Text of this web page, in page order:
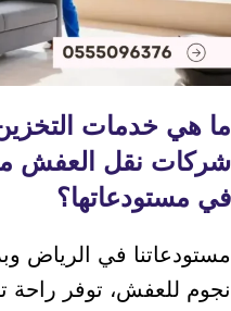
ما هي خدمات التخزين
شركات نقل العفش
في مستودعاتها؟
مستودعاتنا في الرياض
نجوم للعفش، توفر راحة